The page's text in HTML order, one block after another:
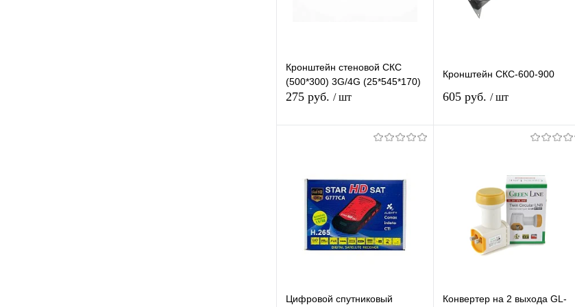
Кронштейн стеновой СКС
(500*300) 3G/4G (25*545*170)
275 руб. / шт
Купить в 1
К
сравнению
В избранное В наличии
Кронштейн СКС-600-900
605 руб. / шт
К
сравнению
В избранное В наличии
Цифровой спутниковый
Конвертер на 2 выхода GL-